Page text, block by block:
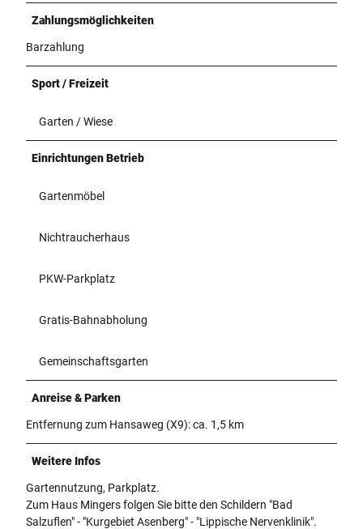
Zahlungsmöglichkeiten
Barzahlung
Sport / Freizeit
Garten / Wiese
Einrichtungen Betrieb
Gartenmöbel
Nichtraucherhaus
PKW-Parkplatz
Gratis-Bahnabholung
Gemeinschaftsgarten
Anreise & Parken
Entfernung zum Hansaweg (X9): ca. 1,5 km
Weitere Infos
Gartennutzung, Parkplatz.
Zum Haus Mingers folgen Sie bitte den Schildern "Bad
Salzuflen" - "Kurgebiet Asenberg" - "Lippische Nervenklinik".